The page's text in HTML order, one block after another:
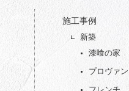
施工事例
新築
漆喰の家
プロヴァ